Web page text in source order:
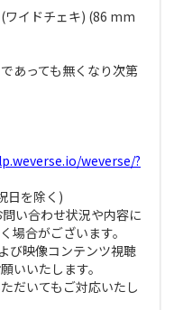
ワイドチェキ) (86 mm
あっても無くなり次第
weverse/?
日を除く)
い合わせ状況や内容に
場合がございます。
び映像コンテンツ視聴
いいたします。
だいてもご対応いたし